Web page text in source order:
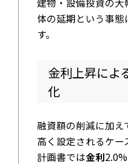
体の延期という事
す。
金利上昇によ
化
融資額の削減に加え
高く設定されるケー
計画書では金利